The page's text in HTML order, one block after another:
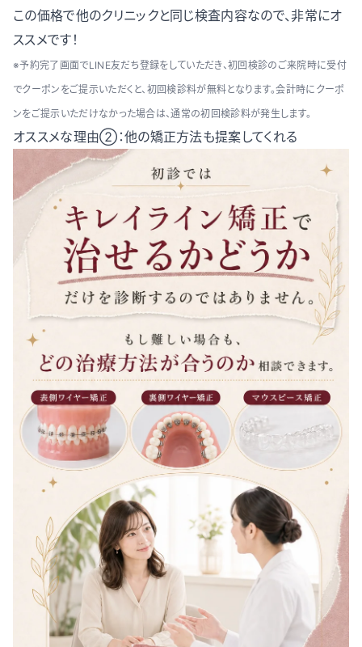
この価格で他のクリニックと同じ検査内容なので、非常にオ
ススメです！
※予約完了画面でLINE友だち登録をしていただき、初回検診のご来院時に受付
でクーポンをご提示いただくと、初回検診料が無料となります。会計時にクーポ
ンをご提示いただけなかった場合は、通常の初回検診料が発生します。
オススメな理由②：他の矯正方法も提案してくれる